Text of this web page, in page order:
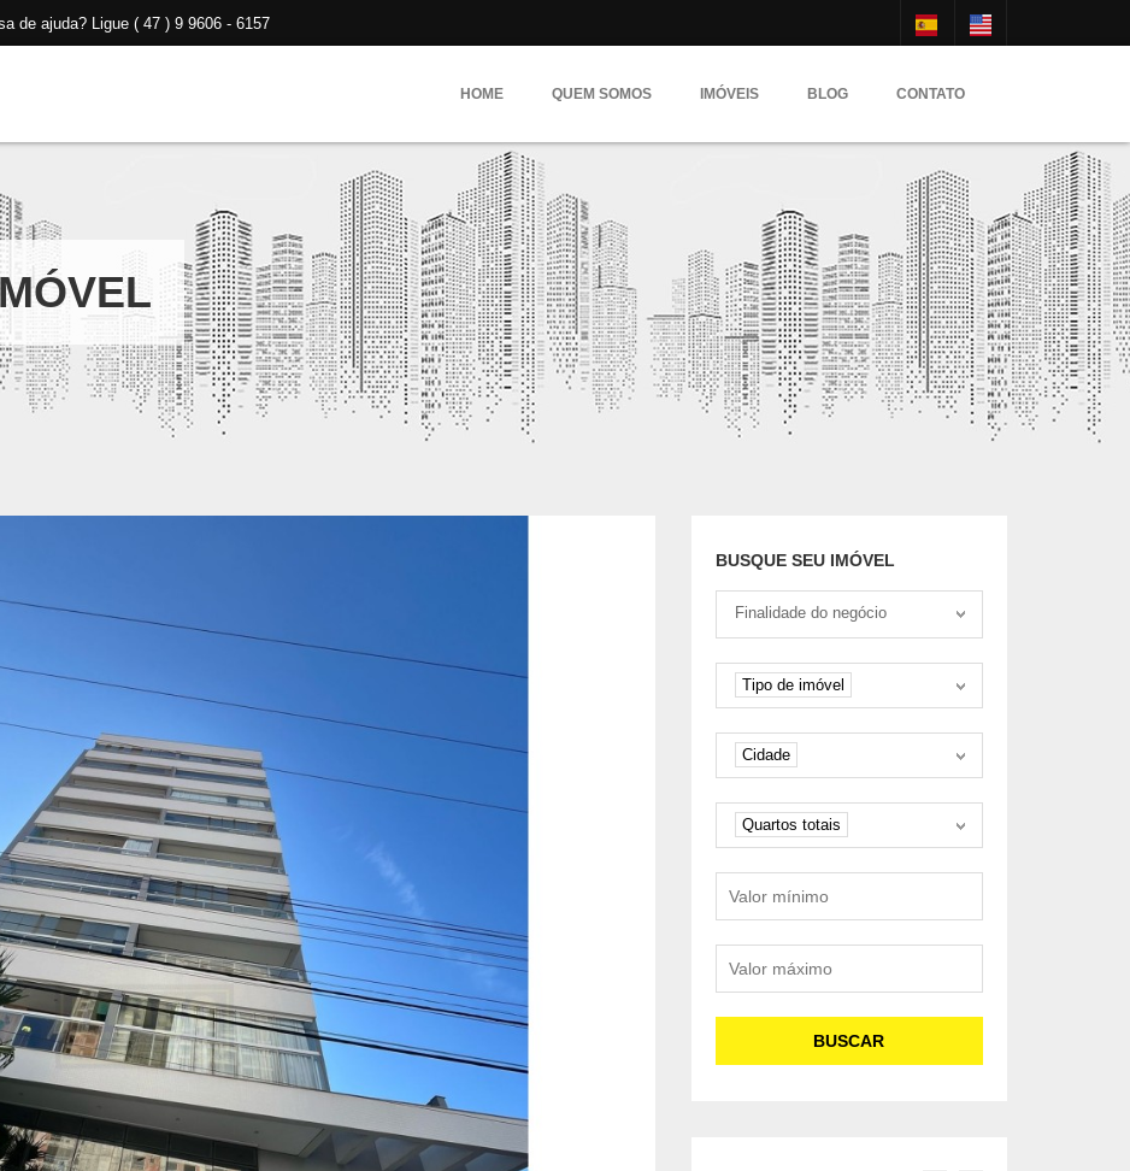
de ajuda? Ligue ( 47 ) 9 9606 - 6157
HOME QUEM SOMOS IMÓVEIS BLOG CONTATO
BUSQUE SEU IMÓVEL
Tipo negociação
Finalidade do negócio
Tipo de imóvel
Tipo de imóvel
Cidade
Cidade
Quartos
Quartos totais
BUSCAR